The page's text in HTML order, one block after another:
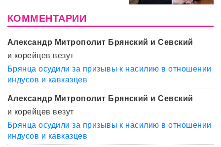
КОММЕНТАРИИ
Александр Митрополит Брянский и Севский
и корейцев везут
Брянца осудили за призывы к насилию в отношении
индусов и кавказцев
Александр Митрополит Брянский и Севский
и корейцев везут
Брянца осудили за призывы к насилию в отношении
индусов и кавказцев